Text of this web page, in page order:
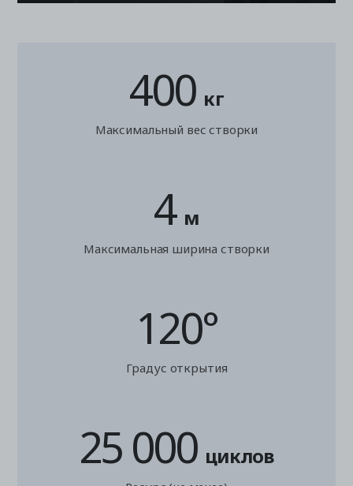
400 кг
Максимальный вес створки
4 м
Максимальная ширина створки
120°
Градус открытия
25 000 циклов